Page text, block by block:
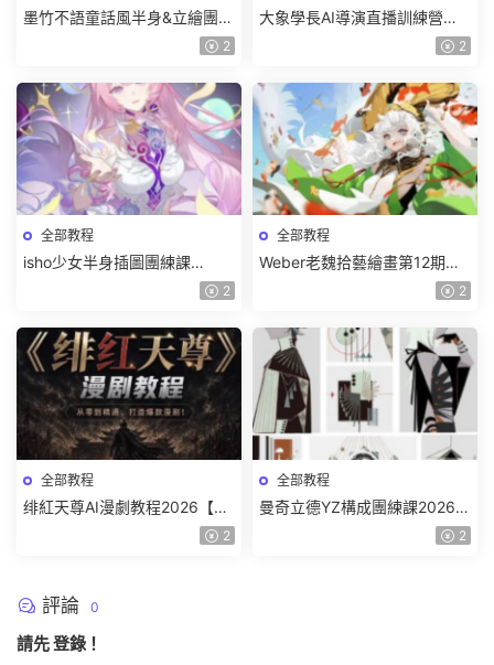
墨竹不語童話風半身&立繪團練
課2026【畫質高清有課件筆 2
大象學長AI導演直播訓練營第4
期2026【畫質高清有資料】 2
全部教程
isho少女半身插圖團練課
2026【畫質高清隻有視頻】 2
全部教程
Weber老魏拾藝繪畫第12期角
色特訓班【畫質不錯隻有視
2
全部教程
绯紅天尊AI漫劇教程2026【畫
2
全部教程
曼奇立德YZ構成團練課2026年
8月已結課【畫質高清有課件】
2
評論 0
請先登錄 ！